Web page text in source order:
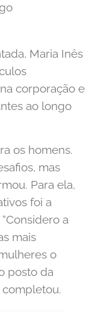
Maria Inês
corporação e
ao longo
os homens.
mas
Para ela,
foi a
a
mais
o
posto da
completou.